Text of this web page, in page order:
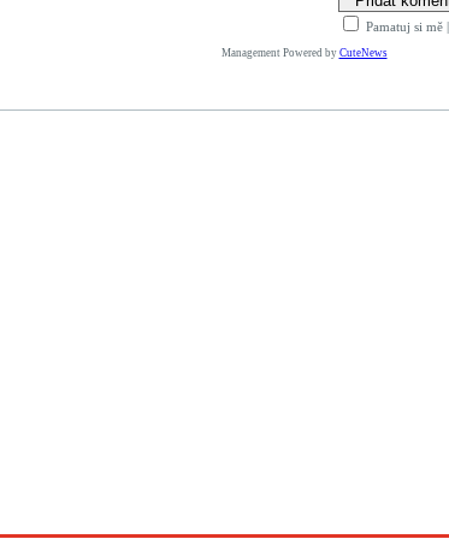
Pamatuj si mě|
Management Powered by CuteNews